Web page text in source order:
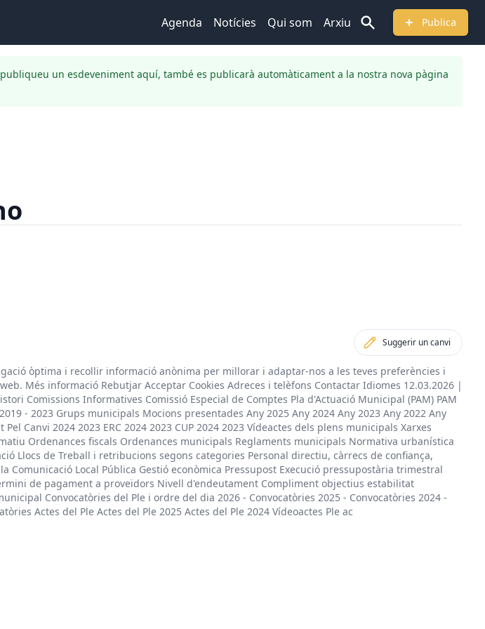
Agenda Notícies Qui som Arxiu Publica
un esdeveniment aquí, també es publicarà automàticament a la nostra nova pàgina
Suggerir un canvi
òptima i recollir informació anònima per millorar i adaptar-nos a les teves preferències i
Més informació Rebutjar Acceptar Cookies Adreces i telèfons Contactar Idiomes 12.03.2026 |
Comissions Informatives Comissió Especial de Comptes Pla d'Actuació Municipal (PAM) PAM
- 2023 Grups municipals Mocions presentades Any 2025 Any 2024 Any 2023 Any 2022 Any
Canvi 2024 2023 ERC 2024 2023 CUP 2024 2023 Vídeactes dels plens municipals Xarxes
Ordenances fiscals Ordenances municipals Reglaments municipals Normativa urbanística
Llocs de Treball i retribucions segons categories Personal directiu, càrrecs de confiança,
Local Pública Gestió econòmica Pressupost Execució pressupostària trimestral
de pagament a proveïdors Nivell d'endeutament Compliment objectius estabilitat
Convocatòries del Ple i ordre del dia 2026 - Convocatòries 2025 - Convocatòries 2024 -
Actes del Ple Actes del Ple 2025 Actes del Ple 2024 Vídeoactes Ple ac